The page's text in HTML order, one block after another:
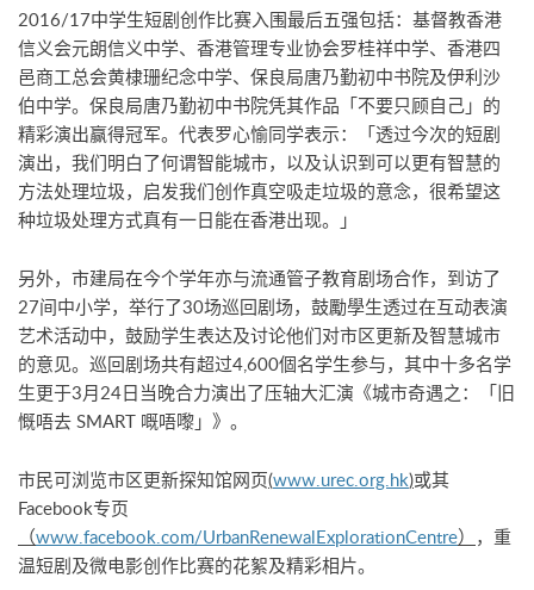
2016/17中学生短剧创作比赛入围最后五强包括：基督教香港
信义会元朗信义中学、香港管理专业协会罗桂祥中学、香港四
邑商工总会黄棣珊纪念中学、保良局唐乃勤初中书院及伊利沙
伯中学。保良局唐乃勤初中书院凭其作品「不要只顾自己」的
精彩演出赢得冠军。代表罗心愉同学表示：「透过今次的短剧
演出，我们明白了何谓智能城市，以及认识到可以更有智慧的
方法处理垃圾，启发我们创作真空吸走垃圾的意念，很希望这
种垃圾处理方式真有一日能在香港出现。」
另外，市建局在今个学年亦与流通管子教育剧场合作，到访了
27间中小学，举行了30场巡回剧场，鼓勵學生透过在互动表演
艺术活动中，鼓励学生表达及讨论他们对市区更新及智慧城市
的意见。巡回剧场共有超过4,600個名学生参与，其中十多名学
生更于3月24日当晚合力演出了压轴大汇演《城市奇遇之：「旧
慨唔去 SMART 嘅唔嚟」》。
市民可浏览市区更新探知馆网页(www.urec.org.hk)或其
Facebook专页
（www.facebook.com/UrbanRenewalExplorationCentre） ，重
温短剧及微电影创作比赛的花絮及精彩相片。